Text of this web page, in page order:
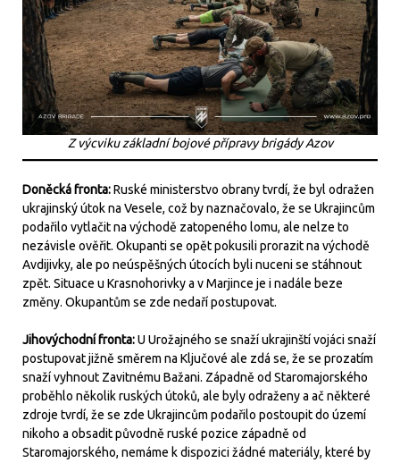
Z výcviku základní bojové přípravy brigády Azov
Doněcká fronta:Ruské ministerstvo obrany tvrdí, že byl odražen
ukrajinský útok na Vesele, což by naznačovalo, že se Ukrajincům
podařilo vytlačit na východě zatopeného lomu, ale nelze to
nezávisle ověřit. Okupanti se opět pokusili prorazit na východě
Avdijivky, ale po neúspěšných útocích byli nuceni se stáhnout
zpět. Situace u Krasnohorivky a v Marjince je i nadále beze
změny. Okupantům se zde nedaří postupovat.
Jihovýchodní fronta:U Urožajného se snaží ukrajinští vojáci snaží
postupovat jižně směrem na Ključové ale zdá se, že se prozatím
snaží vyhnout Zavitnému Bažani. Západně od Staromajorského
proběhlo několik ruských útoků, ale byly odraženy a ač některé
zdroje tvrdí, že se zde Ukrajincům podařilo postoupit do území
nikoho a obsadit původně ruské pozice západně od
Staromajorského, nemáme k dispozici žádné materiály, které by